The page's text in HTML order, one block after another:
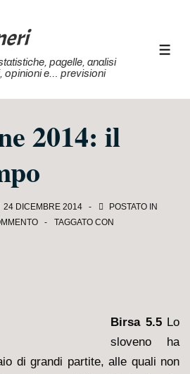
pagelle, analisi
opinioni e… previsioni
2014: il
24 DICEMBRE 2014
POSTATO IN
TAGGATO CON
Birsa 5.5Lo
sloveno ha
di grandi partite, alle quali non